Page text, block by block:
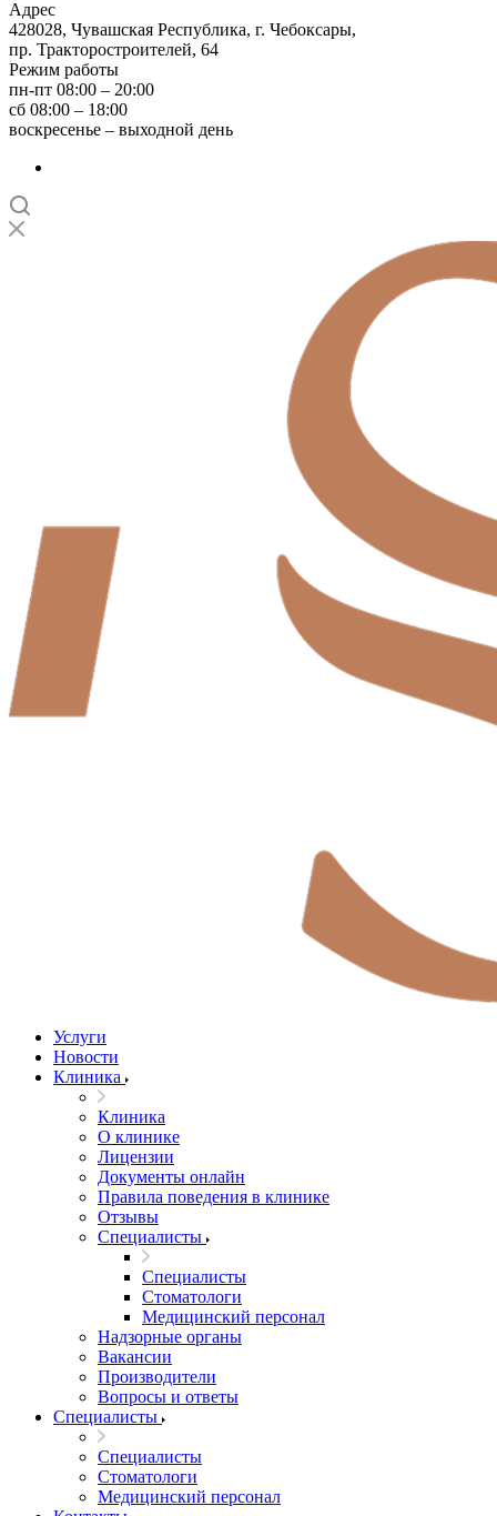
Адрес
428028, Чувашская Республика, г. Чебоксары,
пр. Тракторостроителей, 64
Режим работы
пн-пт 08:00 – 20:00
сб 08:00 – 18:00
воскресенье – выходной день
Услуги
Новости
Клиника
Клиника
О клинике
Лицензии
Документы онлайн
Правила поведения в клинике
Отзывы
Специалисты
Специалисты
Стоматологи
Медицинский персонал
Надзорные органы
Вакансии
Производители
Вопросы и ответы
Специалисты
Специалисты
Стоматологи
Медицинский персонал